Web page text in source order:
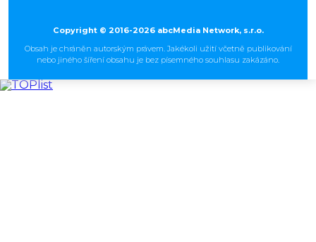
Copyright © 2016-2026 abcMedia Network, s.r.o.
Obsah je chráněn autorským právem. Jakékoli užití včetně publikování
nebo jiného šíření obsahu je bez písemného souhlasu zakázáno.